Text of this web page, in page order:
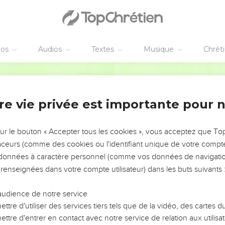
Audios Textes Musique
sentinelles : elles élèvent la voix ; elles poussent ensemble
de joie, ruines de Jérusalem ! Car l'Éternel a consolé son
le bras de sa sainteté, devant les yeux de toutes les nations ;
sortez de là ! Ne touchez à rien d'impur, sortez du milieu
de l'Éternel !
à la hâte, et vous ne marcherez pas en fuyant ; mais
Dieu d'Israël.
(quatrième poème)
; il montera, il s'élèvera, il grandira puissamment.
vie privée est importante pour
le bouton « Accepter tous les cookies », vous acceptez que
(comme des cookies ou l'identifiant unique de votre
à caractère personnel (comme vos données de
dans votre compte utilisateur) dans les buts suivants :
de notre service
d'utiliser des services tiers tels que de la vidéo, des cartes
d'entrer en contact avec notre service de relation aux